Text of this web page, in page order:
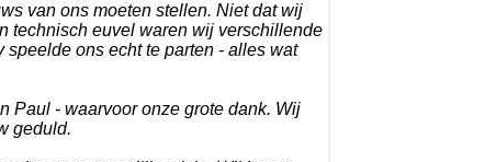
van ons moeten stellen. Niet dat wij
technisch euvel waren wij verschillende
ons echt te parten - alles wat
Paul - waarvoor onze grote dank. Wij
geduld.